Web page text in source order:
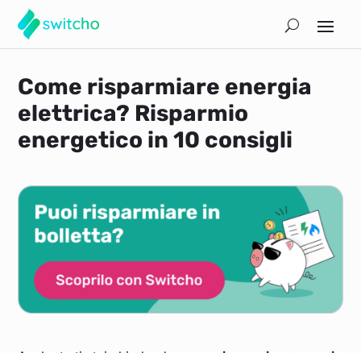
Come risparmiare energia
elettrica? Risparmio
energetico in 10 consigli